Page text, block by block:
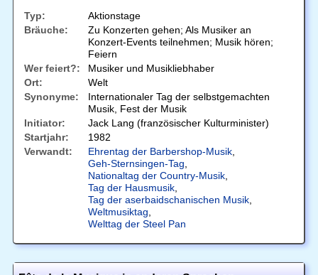
Typ:
Aktionstage
Bräuche:
Zu Konzerten gehen; Als Musiker an
Konzert-Events teilnehmen; Musik hören;
Feiern
Wer feiert?:
Musiker und Musikliebhaber
Ort:
Welt
Synonyme:
Internationaler Tag der selbstgemachten
Musik, Fest der Musik
Initiator:
Jack Lang (französischer Kulturminister)
Startjahr:
1982
Verwandt:
Ehrentag der Barbershop-Musik,
Geh-Sternsingen-Tag,
Nationaltag der Country-Musik,
Tag der Hausmusik,
Tag der aserbaidschanischen Musik,
Weltmusiktag,
Welttag der Steel Pan